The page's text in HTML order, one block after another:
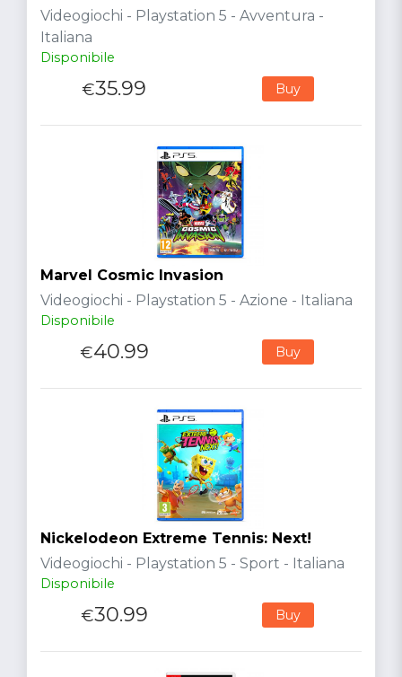
Videogiochi - Playstation 5 - Avventura -
Italiana
Disponibile
€35.99 Buy
Marvel Cosmic Invasion
Videogiochi - Playstation 5 - Azione - Italiana
Disponibile
€40.99 Buy
Nickelodeon Extreme Tennis: Next!
Videogiochi - Playstation 5 - Sport - Italiana
Disponibile
€30.99 Buy